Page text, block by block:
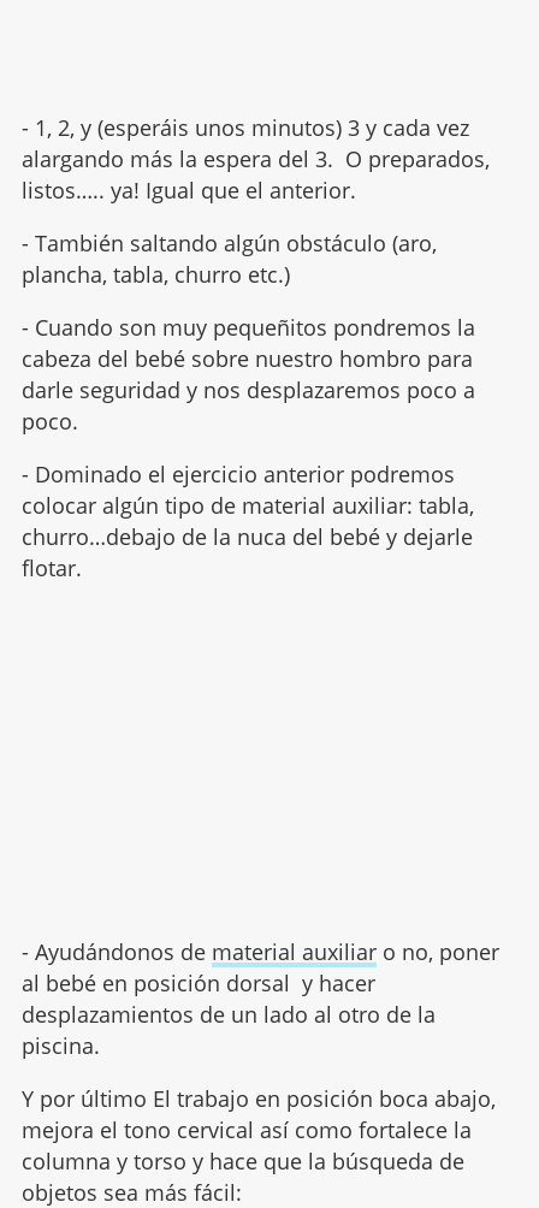
- 1, 2, y (esperáis unos minutos) 3 y cada vez
alargando más la espera del 3. O preparados,
listos….. ya! Igual que el anterior.
- También saltando algún obstáculo (aro,
plancha, tabla, churro etc.)
- Cuando son muy pequeñitos pondremos la
cabeza del bebé sobre nuestro hombro para
darle seguridad y nos desplazaremos poco a
poco.
- Dominado el ejercicio anterior podremos
colocar algún tipo de material auxiliar: tabla,
churro…debajo de la nuca del bebé y dejarle
flotar.
- Ayudándonos de material auxiliaro no, poner
al bebé en posición dorsal y hacer
desplazamientos de un lado al otro de la
piscina.
Y por último El trabajo en posición boca abajo,
mejora el tono cervical así como fortalece la
columna y torso y hace que la búsqueda de
objetos sea más fácil: